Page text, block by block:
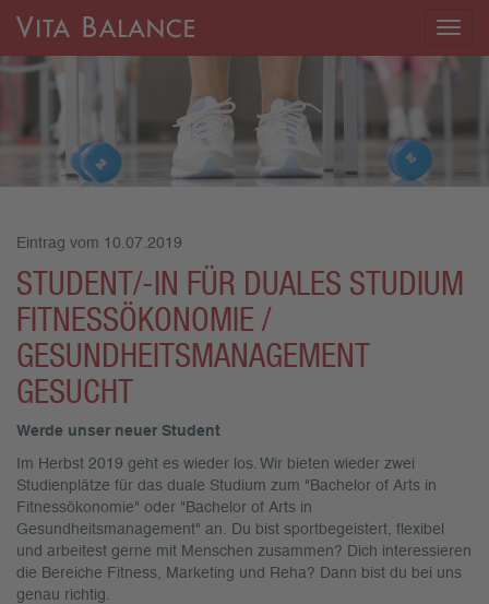
Eintrag vom 10.07.2019
STUDENT/-IN FÜR DUALES STUDIUM
FITNESSÖKONOMIE /
GESUNDHEITSMANAGEMENT
GESUCHT
Werde unser neuer Student
Im Herbst 2019 geht es wieder los. Wir bieten wieder zwei
Studienplätze für das duale Studium zum "Bachelor of Arts in
Fitnessökonomie" oder "Bachelor of Arts in
Gesundheitsmanagement" an. Du bist sportbegeistert, flexibel
und arbeitest gerne mit Menschen zusammen? Dich interessieren
die Bereiche Fitness, Marketing und Reha? Dann bist du bei uns
genau richtig.